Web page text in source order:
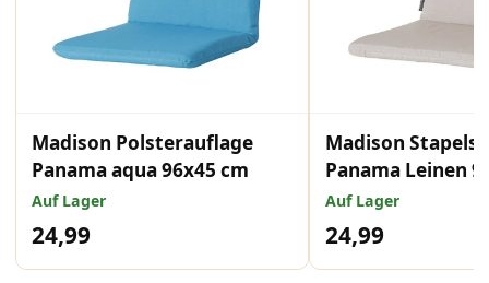
Madison Polsterauflage
Panama aqua 96x45 cm
Auf Lager
24,99
Madison
Panama Leinen
Auf Lager
24,99